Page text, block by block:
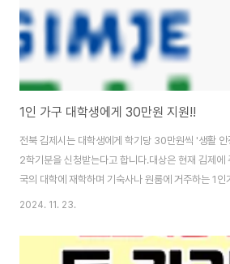
1인 가구 대학생에게 30만원 지원!!
전북 김제시는 대학생에게 학기당 30만원씩 '생활
2학기분을 신청받는다고 합니다.대상은 현재 김제에
국의 대학에 재학하며 기숙사나 원룸에 거주하는 1인
한은 없으나, 사이버대와 디지털대 학생은 제외 됩니
센터 또는 이메일(soyoung1758@korea.kr)을 통
주 김제시장은 "홀로 생활하는 대학생들이 경제적 부
2024. 11. 23.